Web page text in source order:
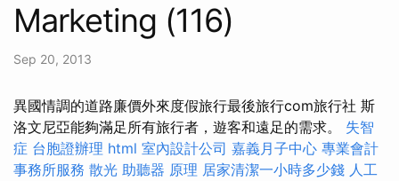
Marketing (116)
Sep 20, 2013
異國情調的道路廉價外來度假旅行最後旅行com旅行社 斯
洛文尼亞能夠滿足所有旅行者，遊客和遠足的需求。 失智
症 台胞證辦理 html 室內設計公司 嘉義月子中心 專業會計
事務所服務 散光 助聽器 原理 居家清潔一小時多少錢 人工